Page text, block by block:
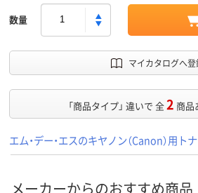
数量
マイカタログへ登
「商品タイプ」 違いで 全2 商品
エム・デー・エスのキヤノン（Canon）用ト
メーカーからのおすすめ商品